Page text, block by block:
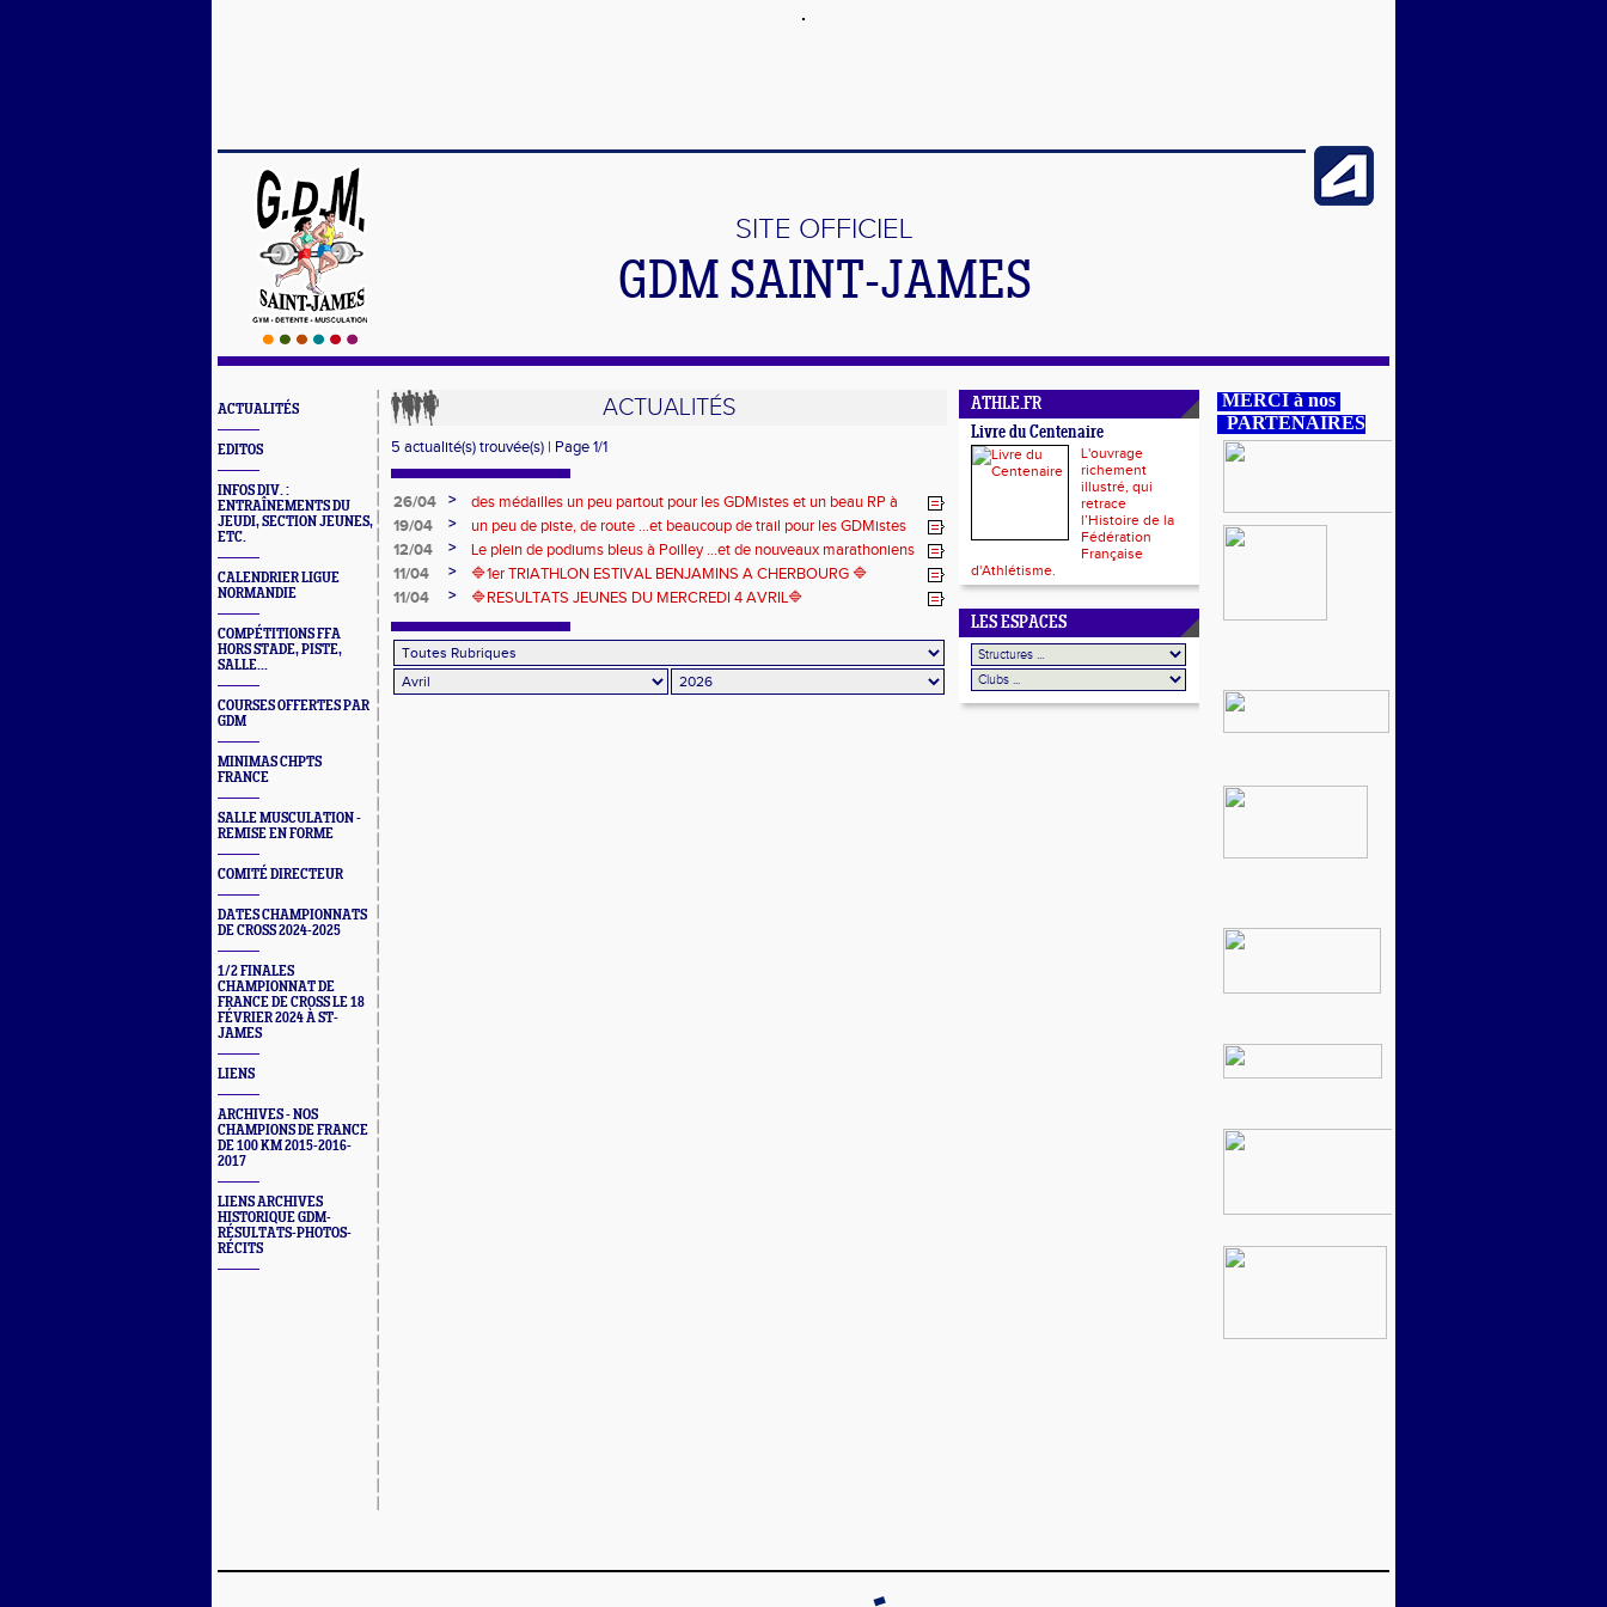
SITE OFFICIEL
GDM SAINT-JAMES
ACTUALITÉS
EDITOS
INFOS DIV. :
ENTRAÎNEMENTS DU
JEUDI, SECTION JEUNES,
ETC.
CALENDRIER LIGUE
NORMANDIE
COMPÉTITIONS FFA
HORS STADE, PISTE,
SALLE...
COURSES OFFERTES PAR
GDM
MINIMAS CHPTS
FRANCE
SALLE MUSCULATION -
REMISE EN FORME
COMITÉ DIRECTEUR
DATES CHAMPIONNATS
DE CROSS 2024-2025
1/2 FINALES
CHAMPIONNAT DE
FRANCE DE CROSS LE 18
FÉVRIER 2024 À ST-
JAMES
LIENS
ARCHIVES - NOS
CHAMPIONS DE FRANCE
DE 100 KM 2015-2016-
2017
LIENS ARCHIVES
HISTORIQUE GDM-
RÉSULTATS-PHOTOS-
RÉCITS
ACTUALITÉS
5 actualité(s) trouvée(s) | Page 1/1
26/04 >
des médailles un peu partout pour les GDMistes et un beau RP à
Londres
19/04 >
un peu de piste, de route ...et beaucoup de trail pour les GDMistes
ce week end
12/04 >
Le plein de podiums bleus à Poilley ...et de nouveaux marathoniens
à Paris et Poitiers
11/04 >
🔷️1er TRIATHLON ESTIVAL BENJAMINS A CHERBOURG 🔷️
11/04
> 🔷RESULTATS JEUNES️ DU MERCREDI 4 AVRIL🔷️
ATHLE.FR
Livre du Centenaire
L'ouvrage
richement
illustré, qui
retrace
l’Histoire de la
Fédération
Française
d'Athlétisme.
LES ESPACES
MERCI à nos
PARTENAIRES